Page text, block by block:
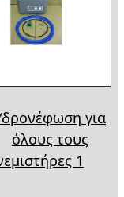
για
όλους τους
1